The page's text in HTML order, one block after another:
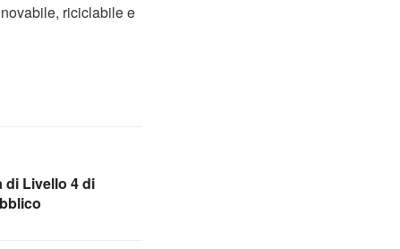
riciclabile e
di Livello 4 di